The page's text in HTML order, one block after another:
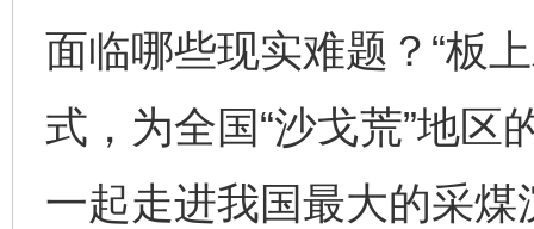
面临哪些现实难题？“板
式，为全国“沙戈荒”地
一起走进我国最大的采